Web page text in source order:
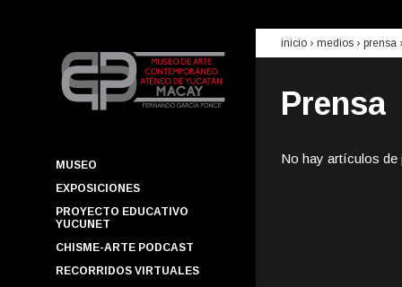
MUSEO
EXPOSICIONES
PROYECTO EDUCATIVO
YUCUNET
CHISME-ARTE PODCAST
RECORRIDOS VIRTUALES
inicio › medios › prensa
Prensa
No hay artículos de